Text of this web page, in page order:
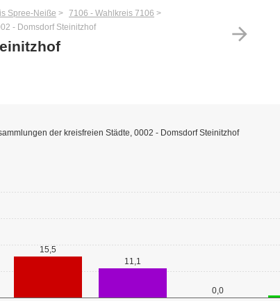
arrow_forward
Spree-Neiße
7106 - Wahlkreis 7106
- Domsdorf Steinitzhof
15,5
11,1
0,0
der kreisfreien Städte, 0002 - Domsdorf Steinitzhof